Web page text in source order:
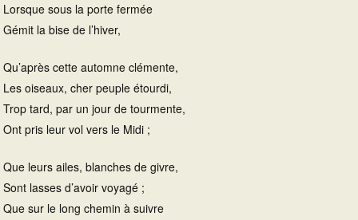
Lorsque sous la porte fermée
Gémit la bise de l’hiver,
Qu’après cette automne clémente,
Les oiseaux, cher peuple étourdi,
Trop tard, par un jour de tourmente,
Ont pris leur vol vers le Midi ;
Que leurs ailes, blanches de givre,
Sont lasses d’avoir voyagé ;
Que sur le long chemin à suivre